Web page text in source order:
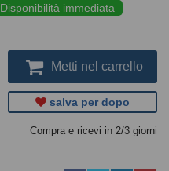
Disponibilità immediata
Metti nel carrello
salva per dopo
Compra e ricevi in 2/3 giorni